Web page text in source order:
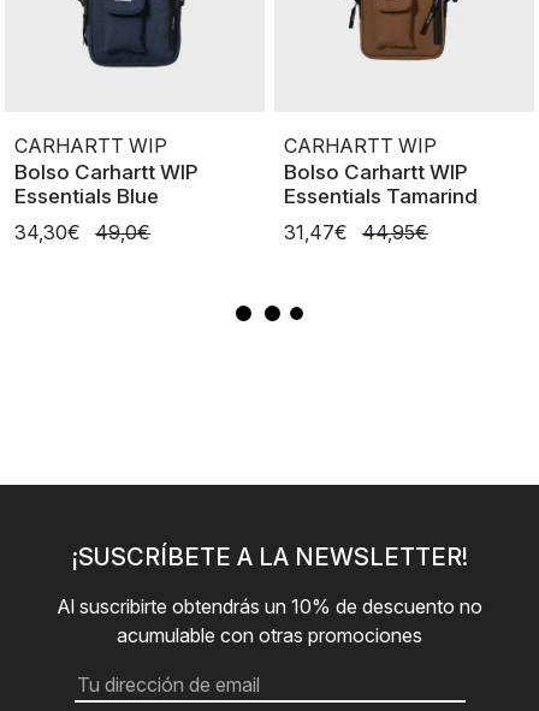
CARHARTT WIP
Bolso Carhartt WIP
Essentials Blue
34,30€
49,0€
CARHARTT WIP
Bolso Carhartt WIP
Essentials Tamarind
31,47€
44,95€
¡SUSCRÍBETE A LA NEWSLETTER!
Al suscribirte obtendrás un 10% de descuento no
acumulable con otras promociones